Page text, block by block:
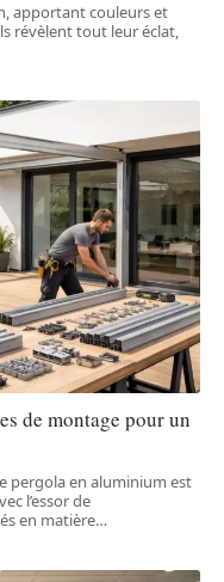
apportant couleurs et
révèlent tout leur éclat,
de montage pour un
pergola en aluminium est
l’essor de
en matière…